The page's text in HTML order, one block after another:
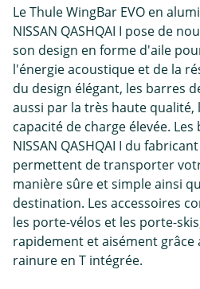
Le Thule WingBar EVO en
NISSAN QASHQAI I pose de
son design en forme d'aile
l'énergie acoustique et de la
du design élégant, les barres
aussi par la très haute
capacité de charge élevée.
NISSAN QASHQAI I du
permettent de transporter
manière sûre et simple ainsi
destination. Les accessoires
les porte-vélos et les porte-
rapidement et aisément grâce
rainure en T intégrée.